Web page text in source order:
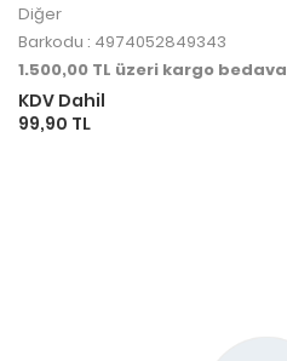
Diğer
Barkodu : 4974052849343
1.500,00 TL üzeri kargo bedava
KDV Dahil
99,90 TL